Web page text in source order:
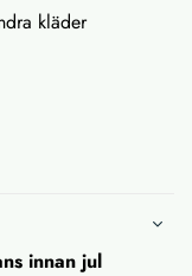
kläder
innan jul